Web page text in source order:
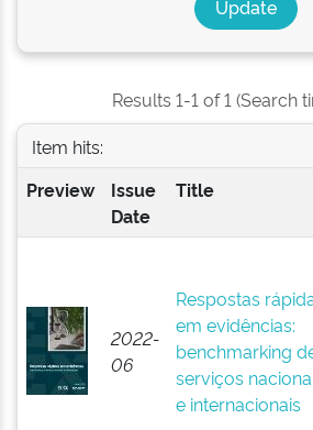
Results 1-1 of 1 (Search
Item hits:
Preview
Issue
Date
Title
2022-
06
Respostas
em evidências:
benchmarking
serviços
e internacionais